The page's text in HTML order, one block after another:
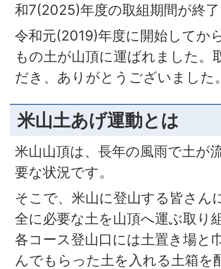
和7(2025)年度の取組期間が終
令和元(2019)年度に開始してか
もの土が山頂に運ばれました。
だき、ありがとうございました
米山土あげ運動とは
米山山頂は、長年の風雨で土が
要な状況です。
そこで、米山に登山する皆さん
全に必要な土を山頂へ運ぶ取り
各コース登山口には土置き場と
んでもらった土を入れる土箱を